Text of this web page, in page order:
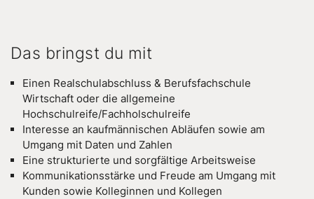
Das bringst du mit
Einen Realschulabschluss & Berufsfachschule
Wirtschaft oder die allgemeine
Hochschulreife/Fachholschulreife
Interesse an kaufmännischen Abläufen sowie am
Umgang mit Daten und Zahlen
Eine strukturierte und sorgfältige Arbeitsweise
Kommunikationsstärke und Freude am Umgang mit
Kunden sowie Kolleginnen und Kollegen